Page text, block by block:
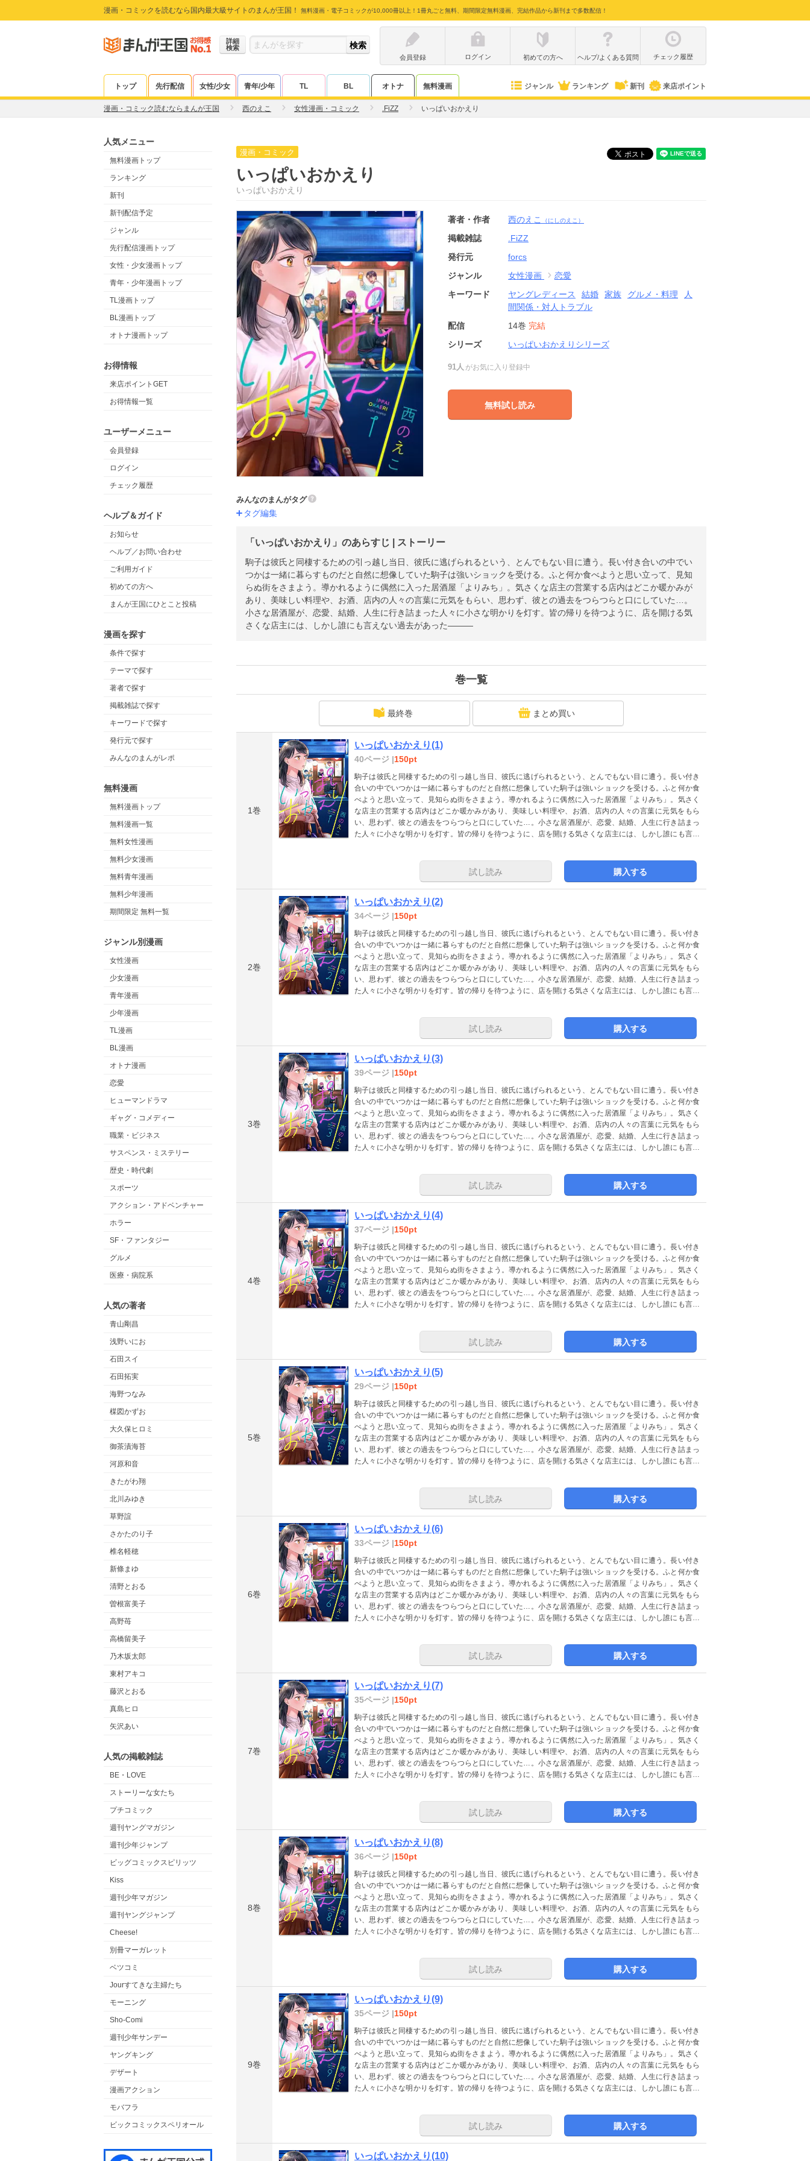
漫画・コミックを読むなら国内最大級サイトのまんが王国！ 無料漫画・電子コミックが10,000冊以上！1冊丸ごと無料、期間限定無料漫画、完結作品から新刊まで多数配信！
詳細
検索
会員登録
ログイン 初めての方へ ヘルプ/よくある質問 チェック履歴
トップ 先行配信 女性/少女 青年/少年 TL BL オトナ 無料漫画 ジャンル ランキング 新刊 来店ポイント
漫画・コミック読むならまんが王国 西のえこ 女性漫画・コミック .FiZZ いっぱいおかえり
人気メニュー
無料漫画トップ
ランキング
新刊
新刊配信予定
ジャンル
先行配信漫画トップ
女性・少女漫画トップ
青年・少年漫画トップ
TL漫画トップ
BL漫画トップ
オトナ漫画トップ
お得情報
来店ポイントGET
お得情報一覧
ユーザーメニュー
会員登録
ログイン
チェック履歴
ヘルプ＆ガイド
お知らせ
ヘルプ／お問い合わせ
ご利用ガイド
初めての方へ
まんが王国にひとこと投稿
漫画を探す
条件で探す
テーマで探す
著者で探す
掲載雑誌で探す
キーワードで探す
発行元で探す
みんなのまんがレポ
無料漫画
無料漫画トップ
無料漫画一覧
無料女性漫画
無料少女漫画
無料青年漫画
無料少年漫画
期間限定 無料一覧
ジャンル別漫画
女性漫画
少女漫画
青年漫画
少年漫画
TL漫画
BL漫画
オトナ漫画
恋愛
ヒューマンドラマ
ギャグ・コメディー
職業・ビジネス
サスペンス・ミステリー
歴史・時代劇
スポーツ
アクション・アドベンチャー
ホラー
SF・ファンタジー
グルメ
医療・病院系
人気の著者
青山剛昌
浅野いにお
石田スイ
石田拓実
海野つなみ
楳図かずお
大久保ヒロミ
御茶漬海苔
河原和音
きたがわ翔
北川みゆき
草野誼
さかたのり子
椎名軽穂
新條まゆ
清野とおる
曽根富美子
高野苺
高橋留美子
乃木坂太郎
東村アキコ
藤沢とおる
真島ヒロ
矢沢あい
人気の掲載雑誌
BE・LOVE
ストーリーな女たち
プチコミック
週刊ヤングマガジン
週刊少年ジャンプ
ビッグコミックスピリッツ
Kiss
週刊少年マガジン
週刊ヤングジャンプ
Cheese!
別冊マーガレット
ベツコミ
Jourすてきな主婦たち
モーニング
Sho-Comi
週刊少年サンデー
ヤングキング
デザート
漫画アクション
モバフラ
ビックコミックスペリオール
漫画・コミック
いっぱいおかえり
いっぱいおかえり
著者・作者 西のえこ （にしのえこ）
掲載雑誌
.FiZZ
発行元
forcs
ジャンル
女性漫画
恋愛
キーワード
ヤングレディース 結婚 家族 グルメ・料理
人
間関係・対人トラブル
配信
14巻 完結
シリーズ
いっぱいおかえりシリーズ
91人 がお気に入り登録中
無料試し読み
みんなのまんがタグ
タグ編集
「いっぱいおかえり」のあらすじ | ストーリー
駒子は彼氏と同棲するための引っ越し当日、彼氏に逃げられるという、とんでもない目に遭う。長い付き合いの中でい
つかは一緒に暮らすものだと自然に想像していた駒子は強いショックを受ける。ふと何か食べようと思い立って、見知
らぬ街をさまよう。導かれるように偶然に入った居酒屋「よりみち」。気さくな店主の営業する店内はどこか暖かみが
あり、美味しい料理や、お酒、店内の人々の言葉に元気をもらい、思わず、彼との過去をつらつらと口にしていた…。
小さな居酒屋が、恋愛、結婚、人生に行き詰まった人々に小さな明かりを灯す。皆の帰りを待つように、店を開ける気
さくな店主には、しかし誰にも言えない過去があった―――
巻一覧
最終巻 まとめ買い
1巻
いっぱいおかえり(1)
40ページ |150pt
駒子は彼氏と同棲するための引っ越し当日、彼氏に逃げられるという、とんでもない目に遭う。長い付き
合いの中でいつかは一緒に暮らすものだと自然に想像していた駒子は強いショックを受ける。ふと何か食
べようと思い立って、見知らぬ街をさまよう。導かれるように偶然に入った居酒屋「よりみち」。気さく
な店主の営業する店内はどこか暖かみがあり、美味しい料理や、お酒、店内の人々の言葉に元気をもら
い、思わず、彼との過去をつらつらと口にしていた…。小さな居酒屋が、恋愛、結婚、人生に行き詰まっ
た人々に小さな明かりを灯す。皆の帰りを待つように、店を開ける気さくな店主には、しかし誰にも言え
試し読み 購入する
2巻
いっぱいおかえり(2)
34ページ |150pt
駒子は彼氏と同棲するための引っ越し当日、彼氏に逃げられるという、とんでもない目に遭う。長い付き
合いの中でいつかは一緒に暮らすものだと自然に想像していた駒子は強いショックを受ける。ふと何か食
べようと思い立って、見知らぬ街をさまよう。導かれるように偶然に入った居酒屋「よりみち」。気さく
な店主の営業する店内はどこか暖かみがあり、美味しい料理や、お酒、店内の人々の言葉に元気をもら
い、思わず、彼との過去をつらつらと口にしていた…。小さな居酒屋が、恋愛、結婚、人生に行き詰まっ
た人々に小さな明かりを灯す。皆の帰りを待つように、店を開ける気さくな店主には、しかし誰にも言え
試し読み 購入する
3巻
いっぱいおかえり(3)
39ページ |150pt
駒子は彼氏と同棲するための引っ越し当日、彼氏に逃げられるという、とんでもない目に遭う。長い付き
合いの中でいつかは一緒に暮らすものだと自然に想像していた駒子は強いショックを受ける。ふと何か食
べようと思い立って、見知らぬ街をさまよう。導かれるように偶然に入った居酒屋「よりみち」。気さく
な店主の営業する店内はどこか暖かみがあり、美味しい料理や、お酒、店内の人々の言葉に元気をもら
い、思わず、彼との過去をつらつらと口にしていた…。小さな居酒屋が、恋愛、結婚、人生に行き詰まっ
た人々に小さな明かりを灯す。皆の帰りを待つように、店を開ける気さくな店主には、しかし誰にも言え
試し読み 購入する
4巻
いっぱいおかえり(4)
37ページ |150pt
駒子は彼氏と同棲するための引っ越し当日、彼氏に逃げられるという、とんでもない目に遭う。長い付き
合いの中でいつかは一緒に暮らすものだと自然に想像していた駒子は強いショックを受ける。ふと何か食
べようと思い立って、見知らぬ街をさまよう。導かれるように偶然に入った居酒屋「よりみち」。気さく
な店主の営業する店内はどこか暖かみがあり、美味しい料理や、お酒、店内の人々の言葉に元気をもら
い、思わず、彼との過去をつらつらと口にしていた…。小さな居酒屋が、恋愛、結婚、人生に行き詰まっ
た人々に小さな明かりを灯す。皆の帰りを待つように、店を開ける気さくな店主には、しかし誰にも言え
試し読み 購入する
5巻
いっぱいおかえり(5)
29ページ |150pt
駒子は彼氏と同棲するための引っ越し当日、彼氏に逃げられるという、とんでもない目に遭う。長い付き
合いの中でいつかは一緒に暮らすものだと自然に想像していた駒子は強いショックを受ける。ふと何か食
べようと思い立って、見知らぬ街をさまよう。導かれるように偶然に入った居酒屋「よりみち」。気さく
な店主の営業する店内はどこか暖かみがあり、美味しい料理や、お酒、店内の人々の言葉に元気をもら
い、思わず、彼との過去をつらつらと口にしていた…。小さな居酒屋が、恋愛、結婚、人生に行き詰まっ
た人々に小さな明かりを灯す。皆の帰りを待つように、店を開ける気さくな店主には、しかし誰にも言え
試し読み 購入する
6巻
いっぱいおかえり(6)
33ページ |150pt
駒子は彼氏と同棲するための引っ越し当日、彼氏に逃げられるという、とんでもない目に遭う。長い付き
合いの中でいつかは一緒に暮らすものだと自然に想像していた駒子は強いショックを受ける。ふと何か食
べようと思い立って、見知らぬ街をさまよう。導かれるように偶然に入った居酒屋「よりみち」。気さく
な店主の営業する店内はどこか暖かみがあり、美味しい料理や、お酒、店内の人々の言葉に元気をもら
い、思わず、彼との過去をつらつらと口にしていた…。小さな居酒屋が、恋愛、結婚、人生に行き詰まっ
た人々に小さな明かりを灯す。皆の帰りを待つように、店を開ける気さくな店主には、しかし誰にも言え
試し読み 購入する
7巻
いっぱいおかえり(7)
35ページ |150pt
駒子は彼氏と同棲するための引っ越し当日、彼氏に逃げられるという、とんでもない目に遭う。長い付き
合いの中でいつかは一緒に暮らすものだと自然に想像していた駒子は強いショックを受ける。ふと何か食
べようと思い立って、見知らぬ街をさまよう。導かれるように偶然に入った居酒屋「よりみち」。気さく
な店主の営業する店内はどこか暖かみがあり、美味しい料理や、お酒、店内の人々の言葉に元気をもら
い、思わず、彼との過去をつらつらと口にしていた…。小さな居酒屋が、恋愛、結婚、人生に行き詰まっ
た人々に小さな明かりを灯す。皆の帰りを待つように、店を開ける気さくな店主には、しかし誰にも言え
試し読み 購入する
8巻
いっぱいおかえり(8)
36ページ |150pt
駒子は彼氏と同棲するための引っ越し当日、彼氏に逃げられるという、とんでもない目に遭う。長い付き
合いの中でいつかは一緒に暮らすものだと自然に想像していた駒子は強いショックを受ける。ふと何か食
べようと思い立って、見知らぬ街をさまよう。導かれるように偶然に入った居酒屋「よりみち」。気さく
な店主の営業する店内はどこか暖かみがあり、美味しい料理や、お酒、店内の人々の言葉に元気をもら
い、思わず、彼との過去をつらつらと口にしていた…。小さな居酒屋が、恋愛、結婚、人生に行き詰まっ
た人々に小さな明かりを灯す。皆の帰りを待つように、店を開ける気さくな店主には、しかし誰にも言え
試し読み 購入する
9巻
いっぱいおかえり(9)
35ページ |150pt
駒子は彼氏と同棲するための引っ越し当日、彼氏に逃げられるという、とんでもない目に遭う。長い付き
合いの中でいつかは一緒に暮らすものだと自然に想像していた駒子は強いショックを受ける。ふと何か食
べようと思い立って、見知らぬ街をさまよう。導かれるように偶然に入った居酒屋「よりみち」。気さく
な店主の営業する店内はどこか暖かみがあり、美味しい料理や、お酒、店内の人々の言葉に元気をもら
い、思わず、彼との過去をつらつらと口にしていた…。小さな居酒屋が、恋愛、結婚、人生に行き詰まっ
た人々に小さな明かりを灯す。皆の帰りを待つように、店を開ける気さくな店主には、しかし誰にも言え
試し読み 購入する
いっぱいおかえり(10)